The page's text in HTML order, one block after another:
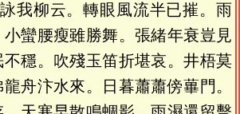
我柳云。轉眼風流半已摧。雨
蠻腰瘦雖勝舞。張緒年衰豈見
穩。吹殘玉笛折堪哀。井梧莫
舟汴水來。日暮蕭蕭傍蓽門。